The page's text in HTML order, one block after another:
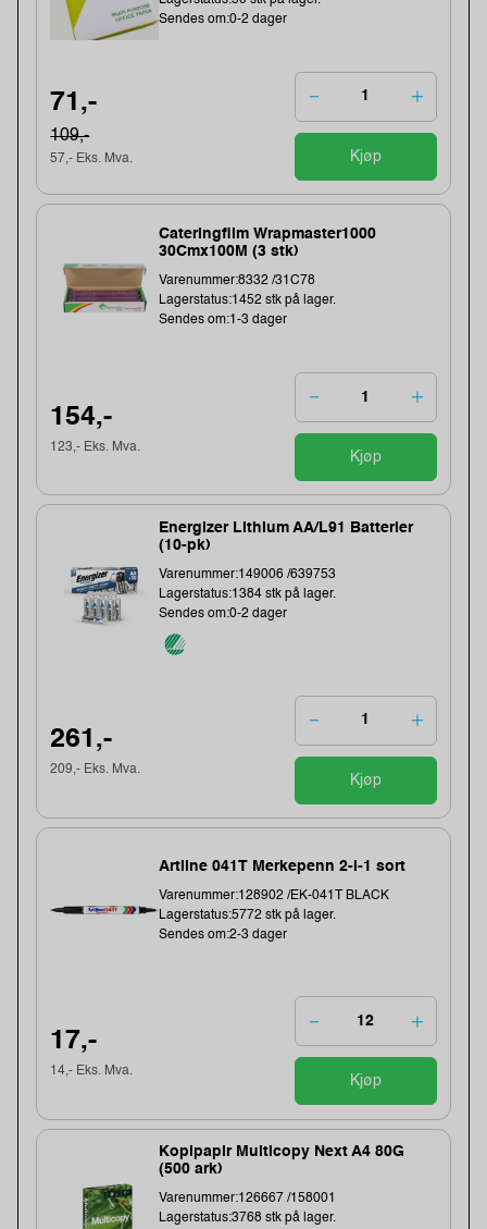
Sendes om:0-2 dager
71,-
109,-
57,- Eks. Mva. Kjøp
Cateringfilm Wrapmaster1000
30Cmx100M (3 stk)
Varenummer:8332 /31C78
Lagerstatus:1452 stk på lager.
Sendes om:1-3 dager
154,-
123,- Eks. Mva.
Kjøp
Energizer Lithium AA/L91 Batterier
(10-pk)
Varenummer:149006 /639753
Lagerstatus:1384 stk på lager.
Sendes om:0-2 dager
261,-
209,- Eks. Mva.
Kjøp
Artline 041T Merkepenn 2-i-1 sort
Varenummer:128902 /EK-041T BLACK
Lagerstatus:5772 stk på lager.
Sendes om:2-3 dager
17,-
14,- Eks. Mva.
Kjøp
Kopipapir Multicopy Next A4 80G
(500 ark)
Varenummer:126667 /158001
Lagerstatus:3768 stk på lager.